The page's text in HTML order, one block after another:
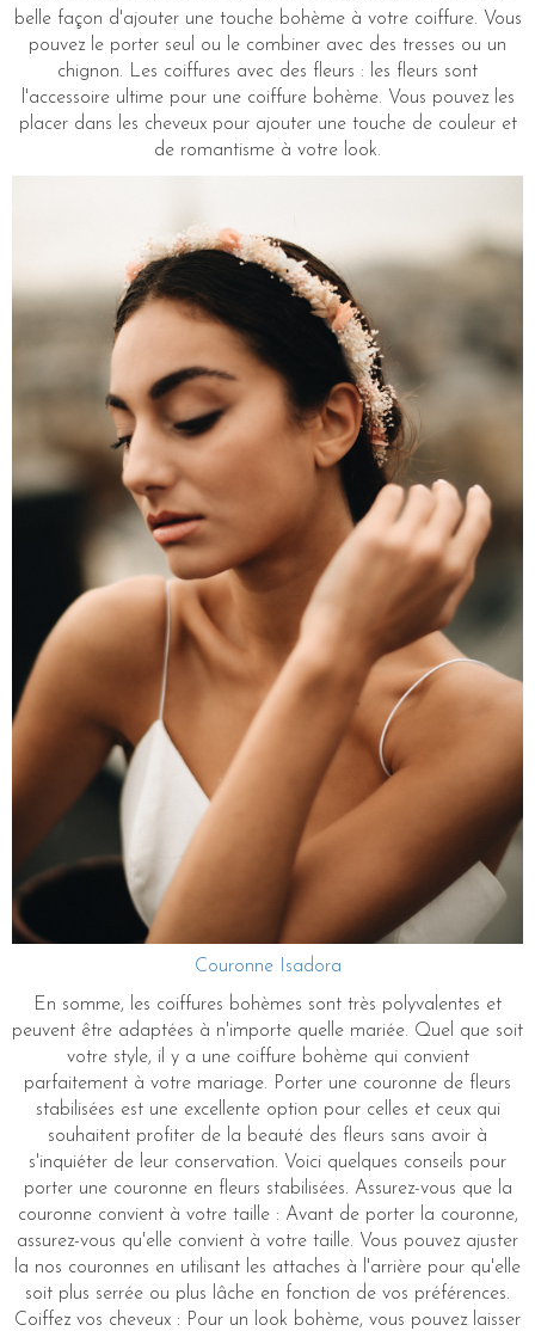
belle façon d'ajouter une touche bohème à votre coiffure. Vous
pouvez le porter seul ou le combiner avec des tresses ou un
chignon. Les coiffures avec des fleurs : les fleurs sont
l'accessoire ultime pour une coiffure bohème. Vous pouvez les
placer dans les cheveux pour ajouter une touche de couleur et
de romantisme à votre look.
Couronne Isadora
En somme, les coiffures bohèmes sont très polyvalentes et
peuvent être adaptées à n'importe quelle mariée. Quel que soit
votre style, il y a une coiffure bohème qui convient
parfaitement à votre mariage. Porter une couronne de fleurs
stabilisées est une excellente option pour celles et ceux qui
souhaitent profiter de la beauté des fleurs sans avoir à
s'inquiéter de leur conservation. Voici quelques conseils pour
porter une couronne en fleurs stabilisées. Assurez-vous que la
couronne convient à votre taille : Avant de porter la couronne,
assurez-vous qu'elle convient à votre taille. Vous pouvez ajuster
la nos couronnes en utilisant les attaches à l'arrière pour qu'elle
soit plus serrée ou plus lâche en fonction de vos préférences.
Coiffez vos cheveux : Pour un look bohème, vous pouvez laisser